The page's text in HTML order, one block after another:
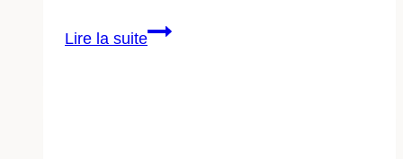
Lire la suiteLes